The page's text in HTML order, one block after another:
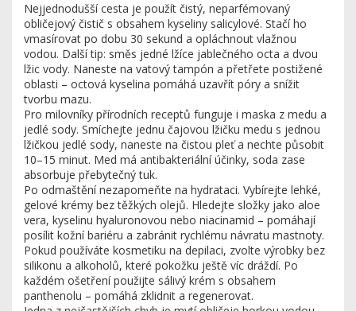
Nejjednodušší cesta je použít čistý, neparfémovaný
obličejový čistič s obsahem kyseliny salicylové. Stačí ho
vmasírovat po dobu 30 sekund a opláchnout vlažnou
vodou. Další tip: směs jedné lžíce jablečného octa a dvou
lžic vody. Naneste na vatový tampón a přetřete postižené
oblasti – octová kyselina pomáhá uzavřít póry a snížit
tvorbu mazu.
Pro milovníky přírodních receptů funguje i maska z medu a
jedlé sody. Smíchejte jednu čajovou lžičku medu s jednou
lžičkou jedlé sody, naneste na čistou pleť a nechte působit
10–15 minut. Med má antibakteriální účinky, soda zase
absorbuje přebytečný tuk.
Po odmaštění nezapomeňte na hydrataci. Vybírejte lehké,
gelové krémy bez těžkých olejů. Hledejte složky jako aloe
vera, kyselinu hyaluronovou nebo niacinamid – pomáhají
posílit kožní bariéru a zabránit rychlému návratu mastnoty.
Pokud používáte kosmetiku na depilaci, zvolte výrobky bez
silikonu a alkoholů, které pokožku ještě víc dráždí. Po
každém ošetření použijte sálivý krém s obsahem
panthenolu – pomáhá zklidnit a regenerovat.